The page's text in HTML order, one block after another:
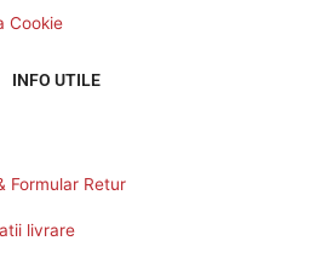
Cookie
INFO UTILE
Formular Retur
livrare